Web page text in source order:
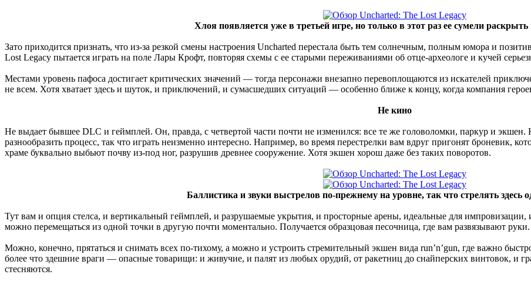
Хлоя появляется уже в третьей игре, но только в этот раз ее сумели
Зато приходится признать, что из-за резкой смены настроения Uncharted перестала быть тем солнечным, полным юмора и
Lost Legacy пытается играть на поле Лары Крофт, повторяя схемы с ее старыми переживаниями об отце-археологе и кучей
Местами уровень пафоса достигает критических значений — тогда персонажи внезапно перевоплощаются из искателей
не всем. Хотя хватает здесь и шуток, и приключений, и сумасшедших ситуаций — особенно ближе к концу, когда компания
Не кино
Не выдает бывшее DLC и геймплей. Он, правда, с четвертой части почти не изменился: все те же головоломки, паркур и
разнообразить процесс, так что играть неизменно интересно. Например, во время перестрелки вам вдруг пригонят броневик,
храме буквально выбьют почву из-под ног, разрушив древнее сооружение. Хотя экшен хорош даже без таких поворотов.
Баллистика и звуки выстрелов по-прежнему на уровне, так что стрелять здесь
Тут вам и опция стелса, и вертикальный геймплей, и разрушаемые укрытия, и просторные арены, идеальные для импровизации,
можно перемещаться из одной точки в другую почти моментально. Получается образцовая песочница, где вам развязывают руки.
Можно, конечно, прятаться и снимать всех по-тихому, а можно и устроить стремительный экшен вида run’n’gun, где важно
более что здешние враги — опасные товарищи: и живучие, и палят из любых орудий, от ракетниц до снайперских винтовок, и
стесняются.